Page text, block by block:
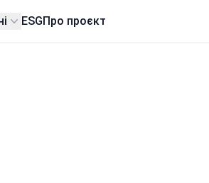
ESGПро проєкт